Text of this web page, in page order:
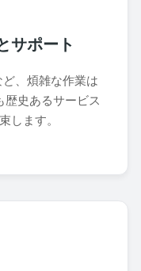
サポート
、煩雑な作業は
歴史あるサービス
します。